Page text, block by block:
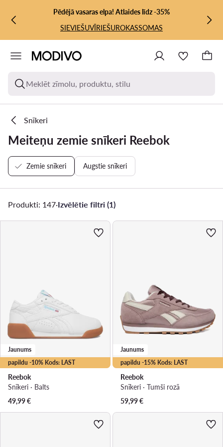
PĀRIET UZ GALVENO SATURU
PĀRIET UZ MEKLĒŠANUPēdējā vasaras elpa! Atlaides līdz -35%
SIEVIEŠUVĪRIEŠUROKASSOMAS
Meklēt zīmolu, produktu, stilu
Snīkeri
Meiteņu zemie snīkeri Reebok
Zemie snīkeri Augstie snīkeri
Produkti: 147·Izvēlētie filtri (1)
papildu -10% Kods: LAST
Jaunums
Reebok
Snīkeri · Balts
49,99€
papildu -15% Kods: LAST
Jaunums
Reebok
Snīkeri · Tumši rozā
59,99€